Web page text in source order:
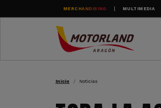
Pasar al contenido principal
MERCHANDISING MULTIMEDIA
RUTA DE
Inicio Noticias